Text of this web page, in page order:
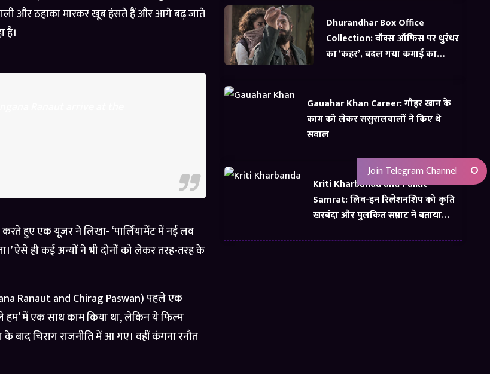
और ठहाका मारकर खूब हंसते हैं और आगे बढ़ जाते
है।
Ranaut arrive at the
हुए एक यूजर ने लिखा- ‘पार्लियामेंट में नई लव
ऐसे ही कई अन्यों ने भी दोनों को लेकर तरह-तरह के
Ranaut and Chirag Paswan) पहले एक
हम’ में एक साथ काम किया था, लेकिन ये फिल्म
चिराग राजनीति में आ गए। वहीं कंगना रनौत
Dhurandhar Box Office
Collection: बॉक्स ऑफिस पर धुरंधर
का ‘कहर’, बदल गया कमाई का
Gauahar Khan Career: गौहर खान के
काम को लेकर ससुरालवालों ने किए थे
सवाल
Kriti Kharbanda and Pulkit
Samrat: लिव-इन रिलेशनशिप को कृति
खरबंदा और पुलकित सम्राट ने बताया
Join Telegram Channel